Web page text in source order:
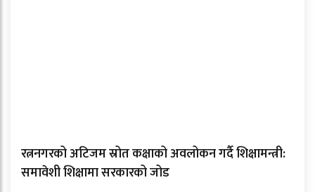
रत्ननगरको अटिजम स्रोत कक्षाको अवलोकन गर्दै शिक्षामन्त्री:
समावेशी शिक्षामा सरकारको जोड